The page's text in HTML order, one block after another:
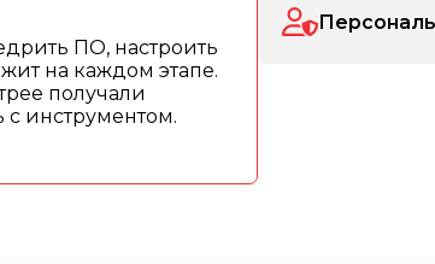
ПО, настроить
на каждом этапе.
получали
с инструментом.